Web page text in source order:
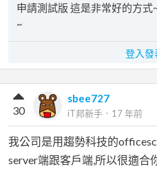
申請測試版 這是非常好的方
~
登入發
sbee727
iT邦新手 ． 17 年前
30
我公司是用趨勢科技的
server端跟客戶端,所以很適合